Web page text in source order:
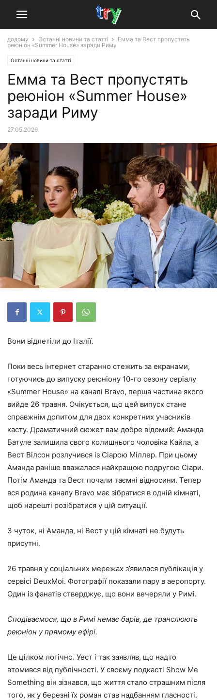
додому Останні новини та статті
Емма та Вест пропустять
реюніон «Summer House» заради Риму
Останні новини та статті
Емма та Вест пропустять
реюніон «Summer House»
заради Риму
27.05.2026
Вони відлетіли до Італії.
Поки весь інтернет старанно стежить за екранами,
готуючись до випуску реюніону 10-го сезону серіалу
«Summer House» на каналі Bravo, перша частина якого
вийде 26 травня. Очікується, що цей випуск стане
справжнім допитом для двох конкретних учасників
касту. Драматичний сюжет вам добре відомий: Аманда
Батуле залишила свого колишнього чоловіка Кайла, а
Вест Вілсон розлучився із Сіарою Міллер. При цьому
Аманда раніше вважалася найкращою подругою Сіари.
Потім Аманда та Вест почали таємні відносини. Тепер
вся родина каналу Bravo має зібратися в одній кімнаті,
щоб нарешті розібратися у цій ситуації.
З чуток, ні Аманда, ні Вест у цій кімнаті не будуть
присутні.
26 травня у соціальних мережах з’явилася публікація у
сервісі DeuxMoi. Фотографії показали пару в аеропорту.
Один із фанатів стверджує, що вони вечеряли у Римі.
Сподіваємося, що в Римі немає барів, де транслюють
реюніон у прямому ефірі.
Це цілком логічно. Уест і так заявляв, що надто
втомився від публічності. У своєму подкасті Show Me
Something він зізнався, що життя стало страшним після
того, як у березні їх роман став надбанням гласності.